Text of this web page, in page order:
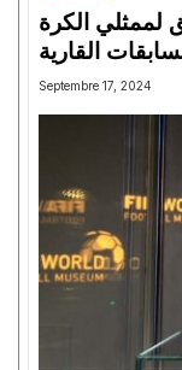
لممثلي الكرة
Septembre 17, 2024